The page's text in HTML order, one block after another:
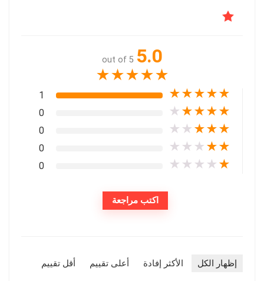
5.0
out of 5
★
★
★
★
★
★
★
★
★
★
1
★
★
★
★
★
0
★
★
★
★
★
0
★
★
★
★
★
0
★
★
★
★
★
0
اكتب مراجعة
إظهار الكل الأكثر إفادة أعلى تقييم أقل تقييم